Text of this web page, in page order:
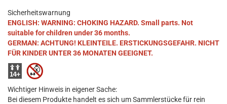
Sicherheitswarnung
ENGLISH: WARNING: CHOKING HAZARD. Small parts. Not
suitable for children under 36 months.
GERMAN: ACHTUNG! KLEINTEILE. ERSTICKUNGSGEFAHR. NICHT
FÜR KINDER UNTER 36 MONATEN GEEIGNET.
Wichtiger Hinweis in eigener Sache:
Bei diesem Produkte handelt es sich um Sammlerstücke für rein